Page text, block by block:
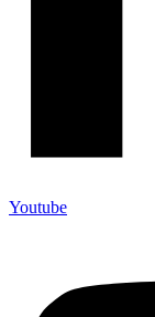
Youtube